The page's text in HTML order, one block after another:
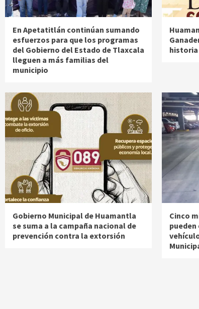
En Apetatitlán continúan sumando
esfuerzos para que los programas
del Gobierno del Estado de Tlaxcala
lleguen a más familias del
municipio
Gobierno Municipal de Huamantla
se suma a la campaña nacional de
prevención contra la extorsión
Cinco
pueden